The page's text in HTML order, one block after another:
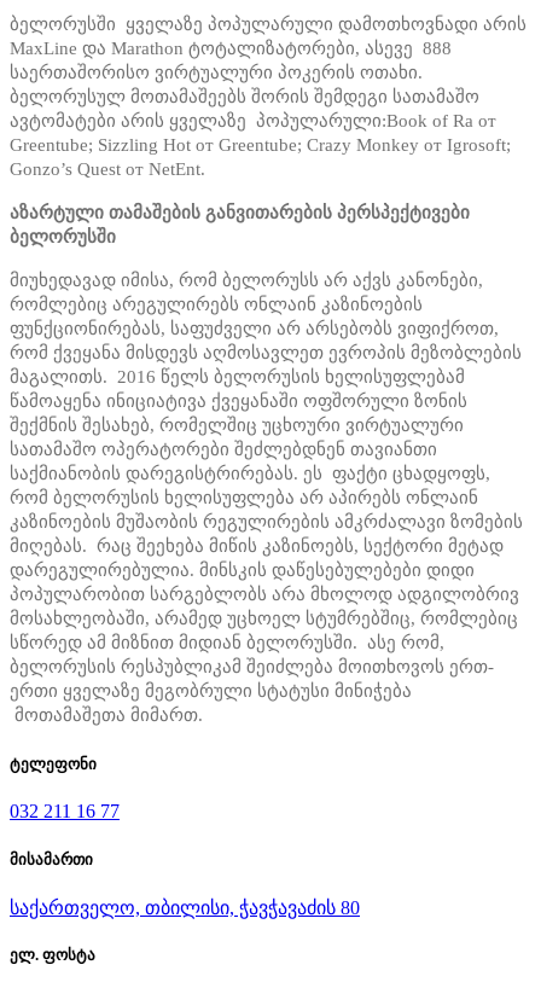
ბელორუსში ყველაზე პოპულარული დამოთხოვნადი არის
MaxLine და Marathon ტოტალიზატორები, ასევე 888
საერთაშორისო ვირტუალური პოკერის ოთახი.
ბელორუსულ მოთამაშეებს შორის შემდეგი სათამაშო
ავტომატები არის ყველაზე პოპულარული:Book of Ra от
Greentube; Sizzling Hot от Greentube; Crazy Monkey от Igrosoft;
Gonzo’s Quest от NetEnt.
აზარტული თამაშების განვითარების პერსპექტივები
ბელორუსში
მიუხედავად იმისა, რომ ბელორუსს არ აქვს კანონები,
რომლებიც არეგულირებს ონლაინ კაზინოების
ფუნქციონირებას, საფუძველი არ არსებობს ვიფიქროთ,
რომ ქვეყანა მისდევს აღმოსავლეთ ევროპის მეზობლების
მაგალითს. 2016 წელს ბელორუსის ხელისუფლებამ
წამოაყენა ინიციატივა ქვეყანაში ოფშორული ზონის
შექმნის შესახებ, რომელშიც უცხოური ვირტუალური
სათამაშო ოპერატორები შეძლებდნენ თავიანთი
საქმიანობის დარეგისტრირებას. ეს ფაქტი ცხადყოფს,
რომ ბელორუსის ხელისუფლება არ აპირებს ონლაინ
კაზინოების მუშაობის რეგულირების ამკრძალავი ზომების
მიღებას. რაც შეეხება მიწის კაზინოებს, სექტორი მეტად
დარეგულირებულია. მინსკის დაწესებულებები დიდი
პოპულარობით სარგებლობს არა მხოლოდ ადგილობრივ
მოსახლეობაში, არამედ უცხოელ სტუმრებშიც, რომლებიც
სწორედ ამ მიზნით მიდიან ბელორუსში. ასე რომ,
ბელორუსის რესპუბლიკამ შეიძლება მოითხოვოს ერთ-
ერთი ყველაზე მეგობრული სტატუსი მინიჭება
მოთამაშეთა მიმართ.
ტელეფონი
032 211 16 77
მისამართი
საქართველო, თბილისი, ჭავჭავაძის 80
ელ. ფოსტა